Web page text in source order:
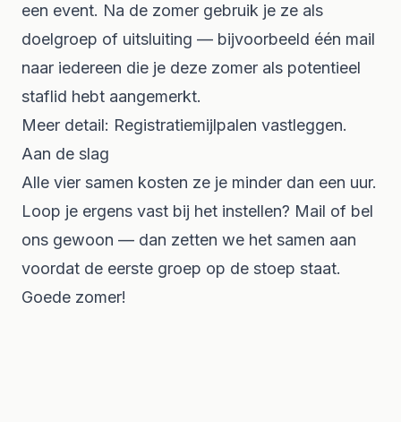
een event. Na de zomer gebruik je ze als
doelgroep of uitsluiting — bijvoorbeeld één mail
naar iedereen die je deze zomer als potentieel
staflid hebt aangemerkt.
Meer detail: Registratiemijlpalen vastleggen.
Aan de slag
Alle vier samen kosten ze je minder dan een uur.
Loop je ergens vast bij het instellen? Mail of bel
ons gewoon — dan zetten we het samen aan
voordat de eerste groep op de stoep staat.
Goede zomer!